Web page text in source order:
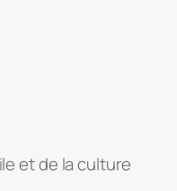
et de la culture